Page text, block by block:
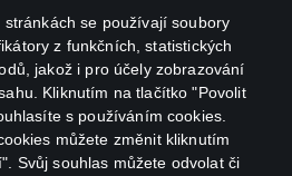
stránkách se používají soubory
z funkčních, statistických
jakož i pro účely zobrazování
Kliknutím na tlačítko "Povolit
s používáním cookies.
můžete změnit kliknutím
Svůj souhlas můžete odvolat či